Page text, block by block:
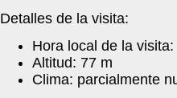
Detalles de la visita:
Hora local de la
Altitud: 77 m
Clima: parcialmente